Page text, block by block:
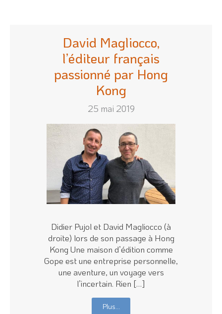
David Magliocco,
l’éditeur français
passionné par Hong
Kong
25 mai 2019
Didier Pujol et David Magliocco (à
droite) lors de son passage à Hong
Kong Une maison d’édition comme
Gope est une entreprise personnelle,
une aventure, un voyage vers
l’incertain. Rien […]
Plus…